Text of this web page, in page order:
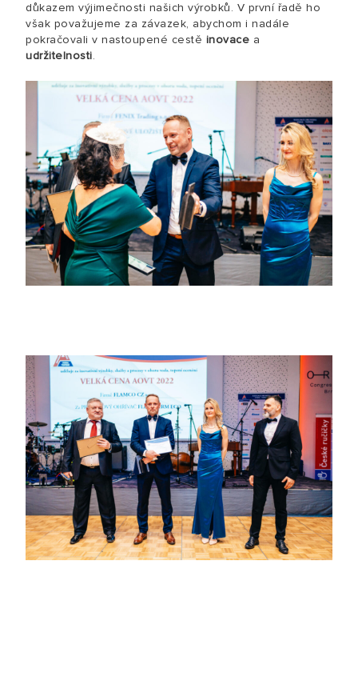
důkazem výjimečnosti našich výrobků. V první řadě ho
však považujeme za závazek, abychom i nadále
pokračovali v nastoupené cestě inovace a
udržitelnosti.